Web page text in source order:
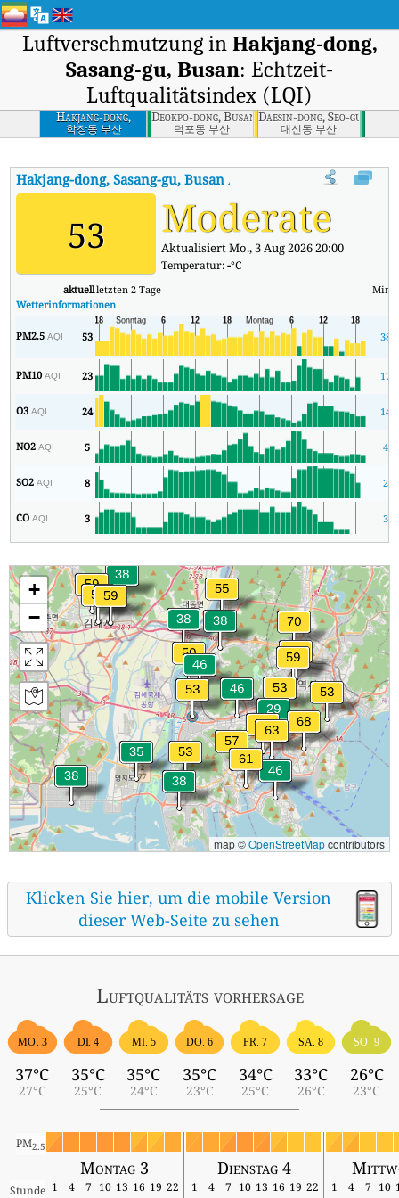
Luftverschmutzung in Hakjang-dong,
Sasang-gu, Busan: Echtzeit-
Luftqualitätsindex (LQI)
Hakjang-dong,
Sasang-gu, Busan
학장동 부산
Deokpo-dong, Busan
덕포동 부산
Daesin-dong, Seo-gu,
대신동 부산
Hakjang-dong, Sasang-gu, Busan AQI Hakjang-dong, Sasang-
53 Moderate
Aktualisiert Mo., 3 Aug 2026 20:00
Temperatur:-°C
aktuellletzten 2 Tage
Wetterinformationen
PM2.5AQI 53 38
PM10AQI 23 17
O3AQI 24 14
NO2AQI 5 4
SO2AQI 8 2
COAQI 3 3
+
−
map ©OpenStreetMapcontributors
Klicken Sie hier, um die mobile Version
dieser Web-Seite zu sehen
Luftqualitäts vorhersage
MO. 3
37°C
27°C
DI. 4
35°C
25°C
MI. 5
35°C
24°C
DO. 6
35°C
23°C
FR. 7
34°C
25°C
SA. 8
33°C
26°C
SO. 9
26°C
23°C
PM2.5
Montag 3 Dienstag 4
Stunde 1 4 7 10 13 16 19 22 1 4 7 10 13 16 19 22 1 4 7 10